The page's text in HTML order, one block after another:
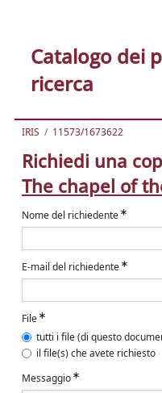
Catalogo dei
ricerca
IRIS 11573/1673622
Richiedi una
The chapel of
Nome del richiedente
E-mail del richiedente
File
tutti i file (di questo
il file(s) che avete richiesto
Messaggio